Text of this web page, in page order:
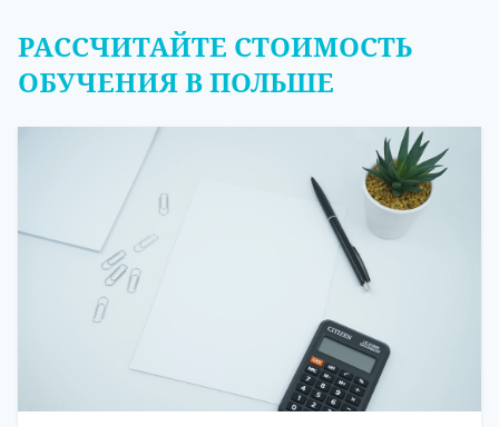
РАССЧИТАЙТЕ СТОИМОСТЬ
ОБУЧЕНИЯ В ПОЛЬШЕ